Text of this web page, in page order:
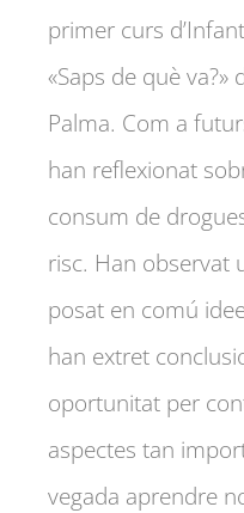
primer curs
«Saps de què
Palma. Com a
han reflexionat
consum de
risc. Han observat
posat en comú
han extret
oportunitat per
aspectes tan
vegada aprendre